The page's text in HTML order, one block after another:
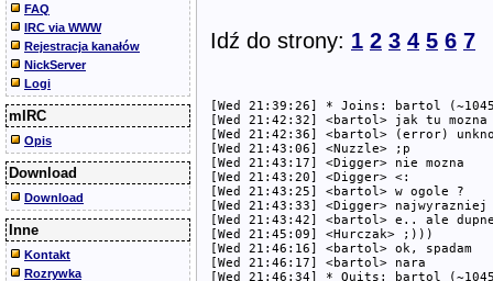
FAQ
IRC via WWW
Rejestracja kanałów
NickServer
Logi
mIRC
Opis
Download
Download
Inne
Kontakt
Rozrywka
Idź do strony: 1 2 3 4 5 6 7
[Wed 21:39:26] * Joins: bartol
[Wed 21:42:32] <bartol> jak tu mozna
[Wed 21:42:36] <bartol> (error)
[Wed 21:43:06] <Nuzzle> ;p
[Wed 21:43:17] <Digger> nie mozna
[Wed 21:43:20] <Digger> <:
[Wed 21:43:25] <bartol> w ogole ?
[Wed 21:43:33] <Digger> najwyrazniej
[Wed 21:43:42] <bartol> e.. ale
[Wed 21:45:09] <Hurczak> ;)))
[Wed 21:46:16] <bartol> ok, spadam
[Wed 21:46:17] <bartol> nara